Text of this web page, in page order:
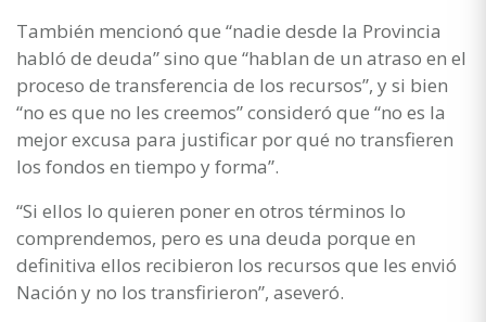
También mencionó que “nadie desde la Provincia
habló de deuda” sino que “hablan de un atraso en el
proceso de transferencia de los recursos”, y si bien
“no es que no les creemos” consideró que “no es la
mejor excusa para justificar por qué no transfieren
los fondos en tiempo y forma”.
“Si ellos lo quieren poner en otros términos lo
comprendemos, pero es una deuda porque en
definitiva ellos recibieron los recursos que les envió
Nación y no los transfirieron”, aseveró.